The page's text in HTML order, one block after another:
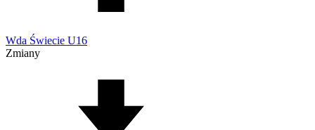
Wda Świecie U16
Zmiany